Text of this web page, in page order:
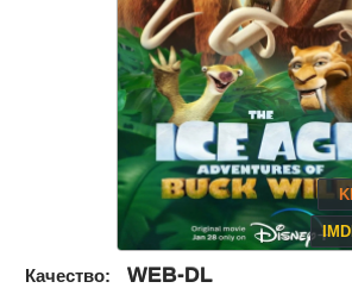
Качество: WEB-DL